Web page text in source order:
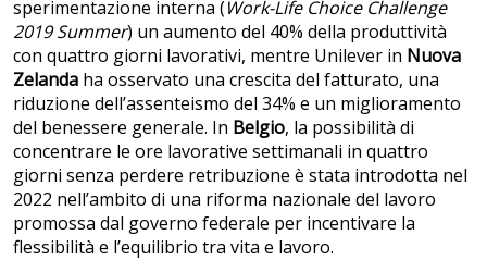
sperimentazione interna (Work-Life Choice Challenge
2019 Summer) un aumento del 40% della produttività
con quattro giorni lavorativi, mentre Unilever in Nuova
Zelanda ha osservato una crescita del fatturato, una
riduzione dell’assenteismo del 34% e un miglioramento
del benessere generale. In Belgio, la possibilità di
concentrare le ore lavorative settimanali in quattro
giorni senza perdere retribuzione è stata introdotta nel
2022 nell’ambito di una riforma nazionale del lavoro
promossa dal governo federale per incentivare la
flessibilità e l’equilibrio tra vita e lavoro.